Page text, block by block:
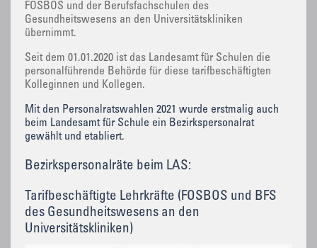
FOSBOS und der Berufsfachschulen des
Gesundheitswesens an den Universitätskliniken
übernimmt.
Seit dem 01.01.2020 ist das Landesamt für Schulen die
personalführende Behörde für diese tarifbeschäftigten
Kolleginnen und Kollegen.
Mit den Personalratswahlen 2021 wurde erstmalig auch
beim Landesamt für Schule ein Bezirkspersonalrat
gewählt und etabliert.
Bezirkspersonalräte beim LAS:
Tarifbeschäftigte Lehrkräfte (FOSBOS und BFS
des Gesundheitswesens an den
Universitätskliniken)